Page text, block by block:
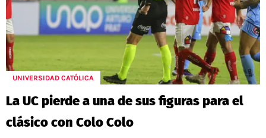
UNIVERSIDAD CATÓLICA
La UC pierde a una de sus figuras para el
clásico con Colo Colo